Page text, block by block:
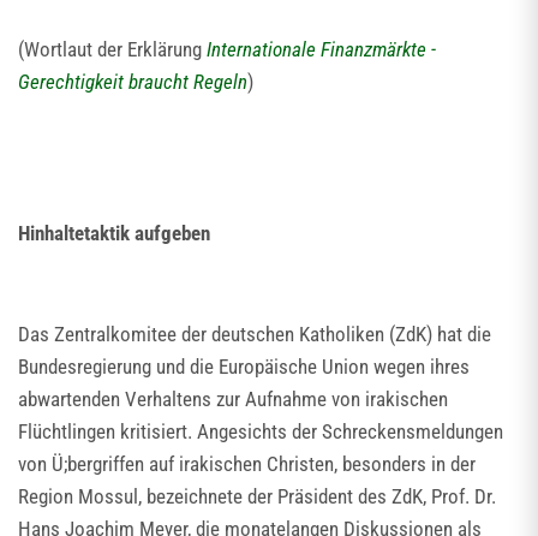
(Wortlaut der Erklärung Internationale Finanzmärkte -
Gerechtigkeit braucht Regeln)
Hinhaltetaktik aufgeben
Das Zentralkomitee der deutschen Katholiken (ZdK) hat die
Bundesregierung und die Europäische Union wegen ihres
abwartenden Verhaltens zur Aufnahme von irakischen
Flüchtlingen kritisiert. Angesichts der Schreckensmeldungen
von Ü;bergriffen auf irakischen Christen, besonders in der
Region Mossul, bezeichnete der Präsident des ZdK, Prof. Dr.
Hans Joachim Meyer, die monatelangen Diskussionen als